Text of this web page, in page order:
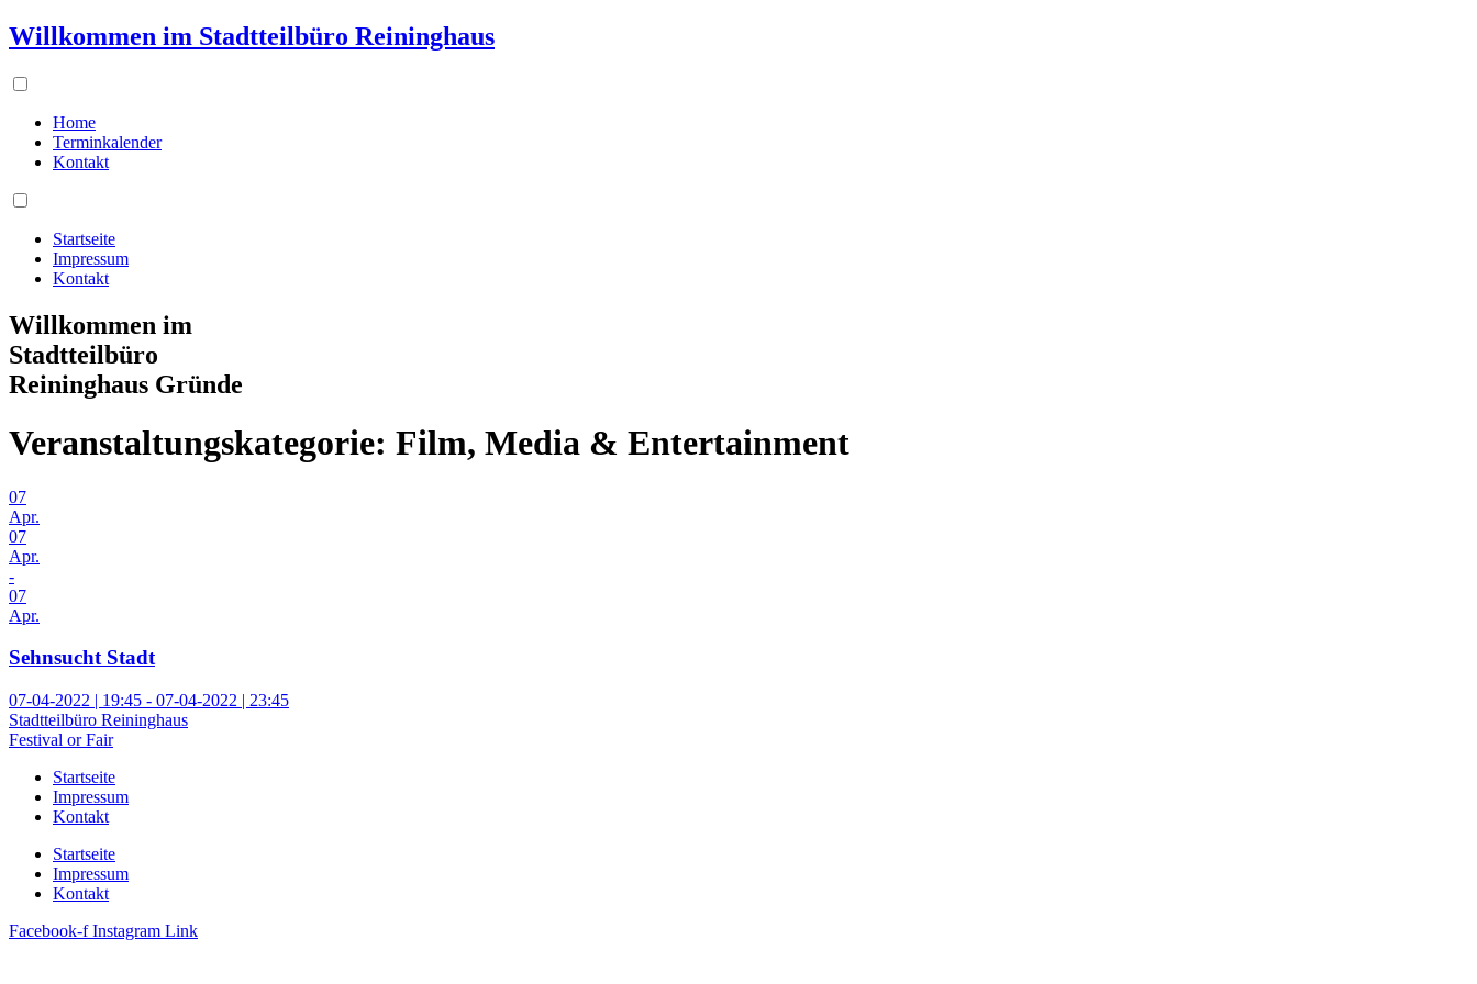
Willkommen im Stadtteilbüro Reininghaus
Home
Terminkalender
Kontakt
Startseite
Impressum
Kontakt
Willkommen im
Stadtteilbüro
Reininghaus Gründe
Veranstaltungskategorie: Film, Media & Entertainment
07
Apr.
07
Apr.
-
07
Apr.
Sehnsucht Stadt
07-04-2022 | 19:45 - 07-04-2022 | 23:45
Stadtteilbüro Reininghaus
Festival or Fair
Startseite
Impressum
Kontakt
Startseite
Impressum
Kontakt
Facebook-f Instagram Link